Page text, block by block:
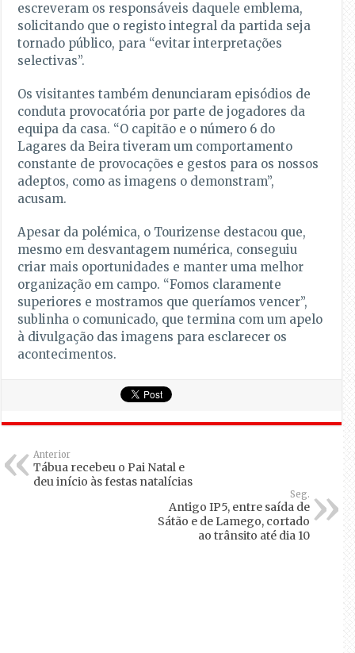
escreveram os responsáveis daquele emblema,
solicitando que o registo integral da partida seja
tornado público, para “evitar interpretações
selectivas”.
Os visitantes também denunciaram episódios de
conduta provocatória por parte de jogadores da
equipa da casa. “O capitão e o número 6 do
Lagares da Beira tiveram um comportamento
constante de provocações e gestos para os nossos
adeptos, como as imagens o demonstram”,
acusam.
Apesar da polémica, o Tourizense destacou que,
mesmo em desvantagem numérica, conseguiu
criar mais oportunidades e manter uma melhor
organização em campo. “Fomos claramente
superiores e mostramos que queríamos vencer”,
sublinha o comunicado, que termina com um apelo
à divulgação das imagens para esclarecer os
acontecimentos.
Anterior
Tábua recebeu o Pai Natal e
deu início às festas natalícias
Seg.
Antigo IP5, entre saída de
Sátão e de Lamego, cortado
ao trânsito até dia 10